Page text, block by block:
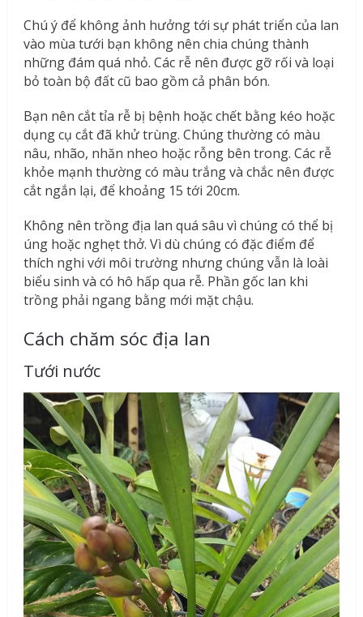
Chú ý để không ảnh hưởng tới sự phát triển của lan
vào mùa tưới bạn không nên chia chúng thành
những đám quá nhỏ. Các rễ nên được gỡ rối và loại
bỏ toàn bộ đất cũ bao gồm cả phân bón.
Bạn nên cắt tỉa rễ bị bệnh hoặc chết bằng kéo hoặc
dụng cụ cắt đã khử trùng. Chúng thường có màu
nâu, nhão, nhăn nheo hoặc rỗng bên trong. Các rễ
khỏe mạnh thường có màu trắng và chắc nên được
cắt ngắn lại, để khoảng 15 tới 20cm.
Không nên trồng địa lan quá sâu vì chúng có thể bị
úng hoặc nghẹt thở. Vì dù chúng có đặc điểm để
thích nghi với môi trường nhưng chúng vẫn là loài
biểu sinh và có hô hấp qua rễ. Phần gốc lan khi
trồng phải ngang bằng mới mặt chậu.
Cách chăm sóc địa lan
Tưới nước